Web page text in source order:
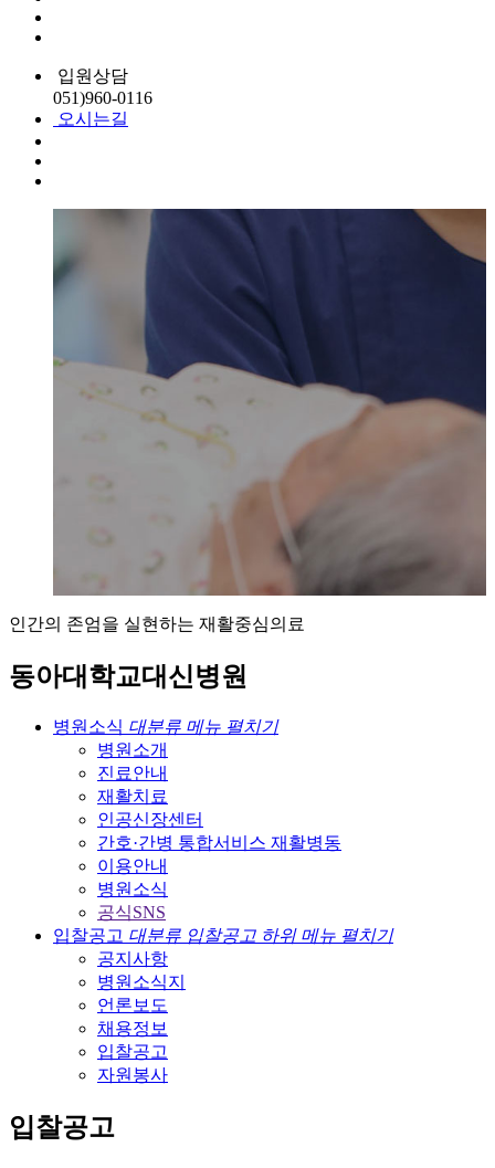
입원상담
051)960-0116
오시는길
인간의 존엄을 실현하는 재활중심의료
동아대학교대신병원
병원소식 대분류 메뉴 펼치기
병원소개
진료안내
재활치료
인공신장센터
간호·간병 통합서비스 재활병동
이용안내
병원소식
공식SNS
입찰공고 대분류 입찰공고 하위 메뉴 펼치기
공지사항
병원소식지
언론보도
채용정보
입찰공고
자원봉사
입찰공고